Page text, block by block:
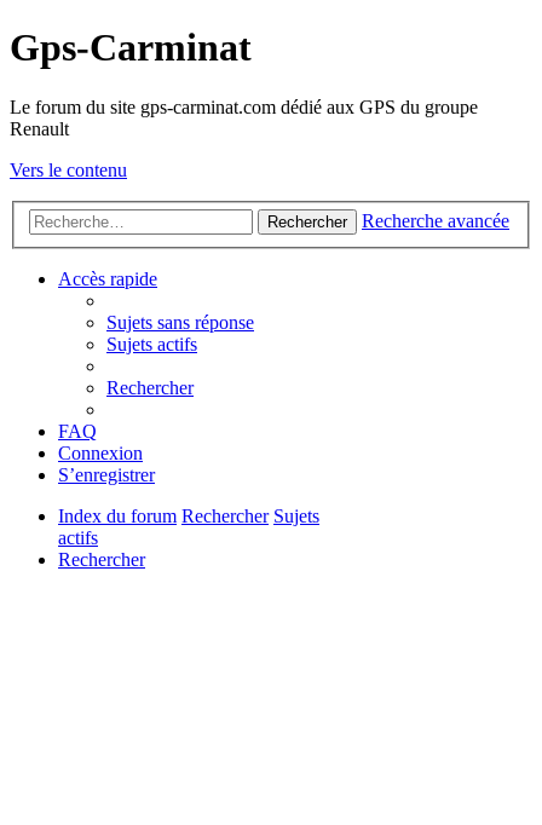
Gps-Carminat
Le forum du site gps-carminat.com dédié aux GPS du groupe
Renault
Vers le contenu
Rechercher Recherche avancée
Accès rapide
Sujets sans réponse
Sujets actifs
Rechercher
FAQ
Connexion
S’enregistrer
Index du forum Rechercher Sujets
actifs
Rechercher